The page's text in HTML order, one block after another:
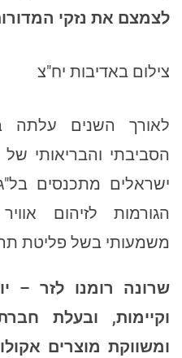
לצמצם את נזקי
צילום באדיבות יח"צ
לאורך השנים עלתה
הסביבתי והבריאותי של
ישראלים מתכנסים
הגורמות לזיהום
משמעותי בשל פליטת
שרונה רומנו לזר –
וקיימות, ובעלת